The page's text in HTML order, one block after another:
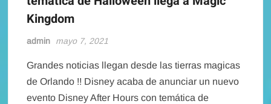
Kingdom
admin mayo 7, 2021
Grandes noticias llegan desde las tierras magicas
de Orlando !! Disney acaba de anunciar un nuevo
evento Disney After Hours con temática de